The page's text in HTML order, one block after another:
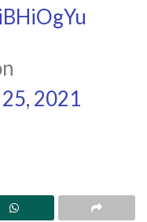
2021